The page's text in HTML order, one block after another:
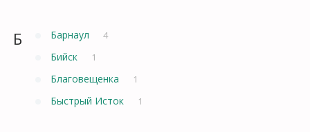
Б Барнаул 4
Бийск 1
Благовещенка 1
Быстрый Исток 1